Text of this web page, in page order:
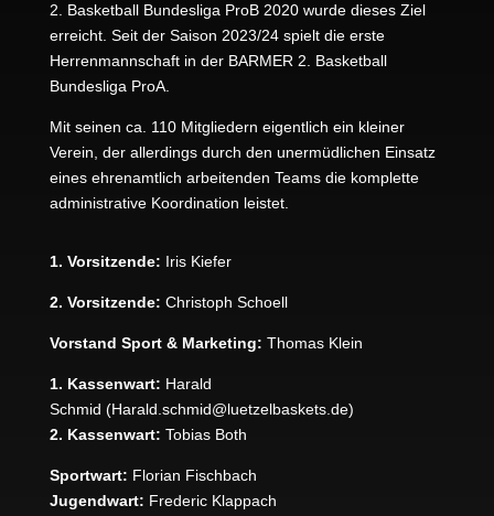
2. Basketball Bundesliga ProB 2020 wurde dieses Ziel
erreicht. Seit der Saison 2023/24 spielt die erste
Herrenmannschaft in der BARMER 2. Basketball
Bundesliga ProA.
Mit seinen ca. 110 Mitgliedern eigentlich ein kleiner
Verein, der allerdings durch den unermüdlichen Einsatz
eines ehrenamtlich arbeitenden Teams die komplette
administrative Koordination leistet.
1. Vorsitzende: Iris Kiefer
2. Vorsitzende: Christoph Schoell
Vorstand Sport & Marketing: Thomas Klein
1. Kassenwart: Harald
Schmid (Harald.schmid@luetzelbaskets.de)
2. Kassenwart: Tobias Both
Sportwart: Florian Fischbach
Jugendwart: Frederic Klappach